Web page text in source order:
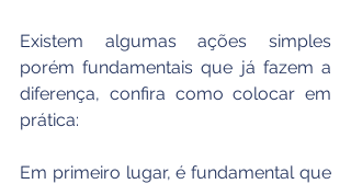
Existem algumas ações simples
porém fundamentais que já fazem a
diferença, confira como colocar em
prática:
Em primeiro lugar, é fundamental que